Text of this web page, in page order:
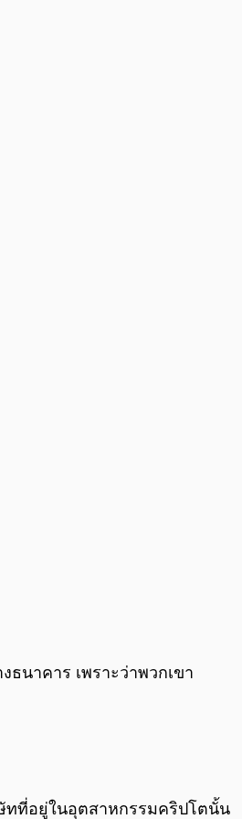
0:00
นาคาร เพราะว่าพวกเขา
ทที่อยู่ในอุตสาหกรรมคริปโตนั้น